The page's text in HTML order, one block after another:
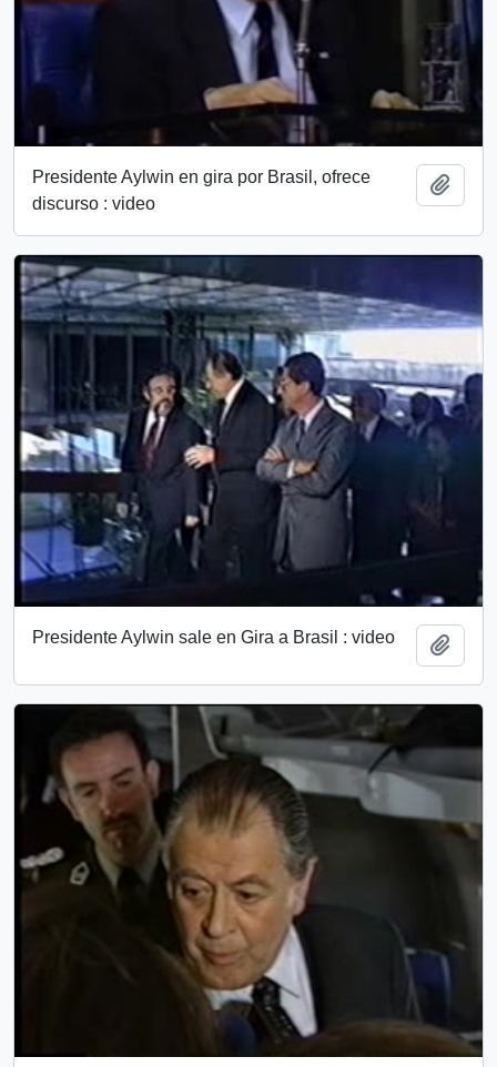
Presidente Aylwin en gira por Brasil, ofrece
discurso : video
Presidente Aylwin sale en Gira a Brasil : video